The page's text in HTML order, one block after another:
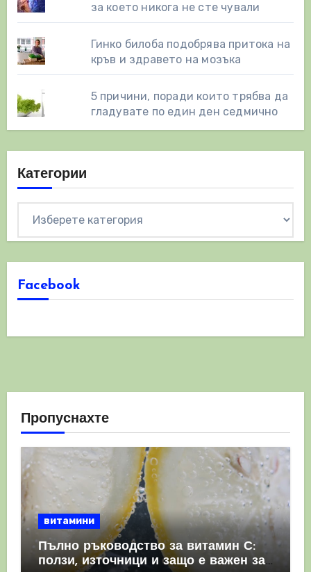
за което никога не сте чували
Гинко билоба подобрява притока на
кръв и здравето на мозъка
5 причини, поради които трябва да
гладувате по един ден седмично
Категории
Facebook
Пропуснахте
витамини
Пълно ръководство за витамин С:
ползи, източници и защо е важен за